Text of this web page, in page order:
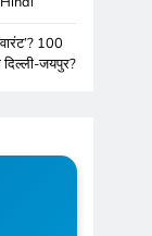
100
दिल्ली-जयपुर?